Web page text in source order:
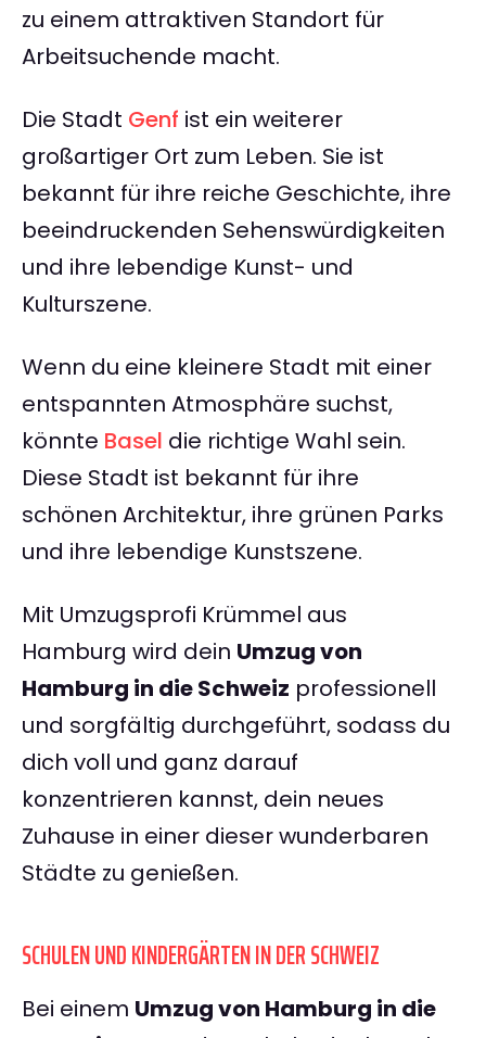
zu einem attraktiven Standort für
Arbeitsuchende macht.
Die Stadt Genf ist ein weiterer
großartiger Ort zum Leben. Sie ist
bekannt für ihre reiche Geschichte, ihre
beeindruckenden Sehenswürdigkeiten
und ihre lebendige Kunst- und
Kulturszene.
Wenn du eine kleinere Stadt mit einer
entspannten Atmosphäre suchst,
könnte Basel die richtige Wahl sein.
Diese Stadt ist bekannt für ihre
schönen Architektur, ihre grünen Parks
und ihre lebendige Kunstszene.
Mit Umzugsprofi Krümmel aus
Hamburg wird dein Umzug von
Hamburg in die Schweiz professionell
und sorgfältig durchgeführt, sodass du
dich voll und ganz darauf
konzentrieren kannst, dein neues
Zuhause in einer dieser wunderbaren
Städte zu genießen.
SCHULEN UND KINDERGÄRTEN IN DER SCHWEIZ
Bei einem Umzug von Hamburg in die